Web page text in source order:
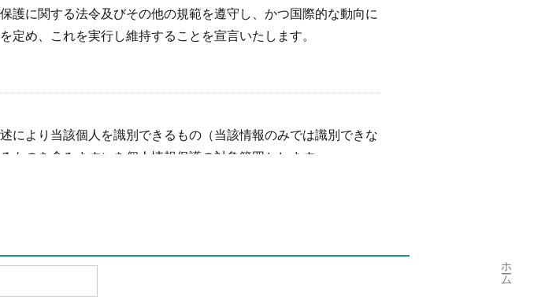
ホーム
護に関する法令及びその他の規範を遵守し、かつ国際的な動向に
定め、これを実行し維持することを宣言いたします。
により当該個人を識別できるもの（当該情報のみでは識別できな
のを含みます）を個人情報保護の対象範囲とします。
用することはありません。